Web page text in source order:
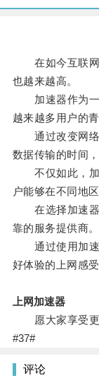
在如今互联网
也越来越高。
加速器作为一
越来越多用户的青
通过改变网络
数据传输的时间
不仅如此，加
户能够在不同地
在选择加速器
靠的服务提供商。
通过使用加速
好体验的上网感受
上网加速器
愿大家享受更
#37#
评论